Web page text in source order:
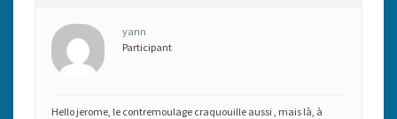
yann
Participant
Hello jerome, le contremoulage craquouille aussi , mais là, à